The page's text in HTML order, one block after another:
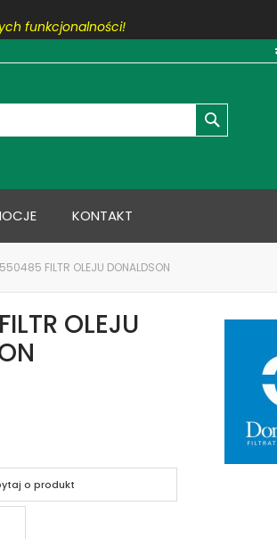
funkcjonalności!
KONTAKT
FILTR OLEJU DONALDSON
OLEJU
o produkt